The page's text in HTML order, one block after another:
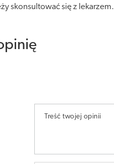
skonsultować się z lekarzem.
Treść twojej opinii